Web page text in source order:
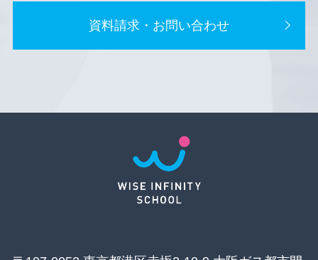
資料請求・お問い合わせ